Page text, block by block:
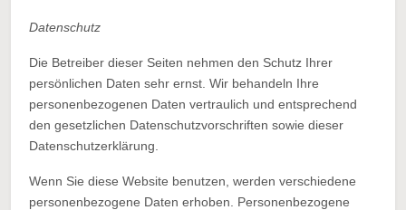
Datenschutz
Die Betreiber dieser Seiten nehmen den Schutz Ihrer
persönlichen Daten sehr ernst. Wir behandeln Ihre
personenbezogenen Daten vertraulich und entsprechend
den gesetzlichen Datenschutzvorschriften sowie dieser
Datenschutzerklärung.
Wenn Sie diese Website benutzen, werden verschiedene
personenbezogene Daten erhoben. Personenbezogene